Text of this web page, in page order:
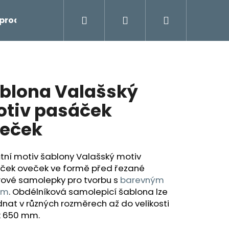
Přihlášení
Valašský
pasáček
motiv šablony Valašský motiv
oveček ve formě před řezané
samolepky pro tvorbu s barevným
. Obdélníková samolepicí šablona lze
v různých rozměrech až do velikosti
650 mm.